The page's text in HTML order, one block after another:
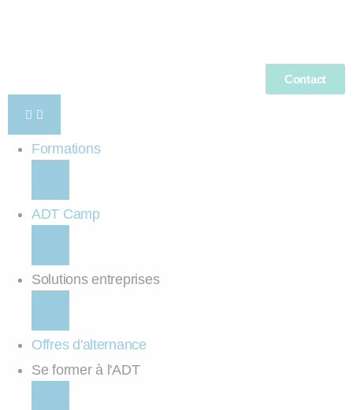
Contact
Formations
ADT Camp
Solutions entreprises
Offres d'alternance
Se former à l'ADT